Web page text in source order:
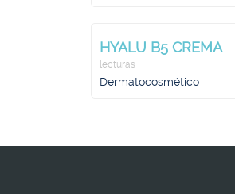
HYALU B5 CREMA
lecturas
Dermatocosmético